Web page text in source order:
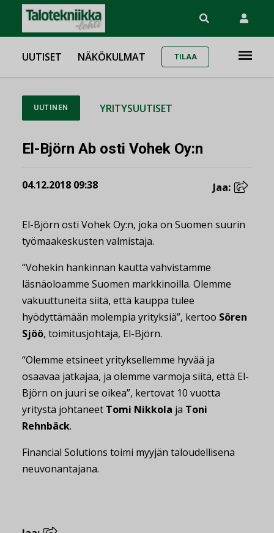
UUTISET NÄKÖKULMAT TILAA
UUTINEN YRITYSUUTISET
El-Björn Ab osti Vohek Oy:n
04.12.2018 09:38 Jaa:
El-Björn osti Vohek Oy:n, joka on Suomen suurin
työmaakeskusten valmistaja.
“Vohekin hankinnan kautta vahvistamme
läsnäoloamme Suomen markkinoilla. Olemme
vakuuttuneita siitä, että kauppa tulee
hyödyttämään molempia yrityksiä”, kertoo Sören
Sjöö, toimitusjohtaja, El-Björn.
“Olemme etsineet yrityksellemme hyvää ja
osaavaa jatkajaa, ja olemme varmoja siitä, että El-
Björn on juuri se oikea”, kertovat 10 vuotta
yritystä johtaneet Tomi Nikkola ja Toni
Rehnbäck.
Financial Solutions toimi myyjän taloudellisena
neuvonantajana.